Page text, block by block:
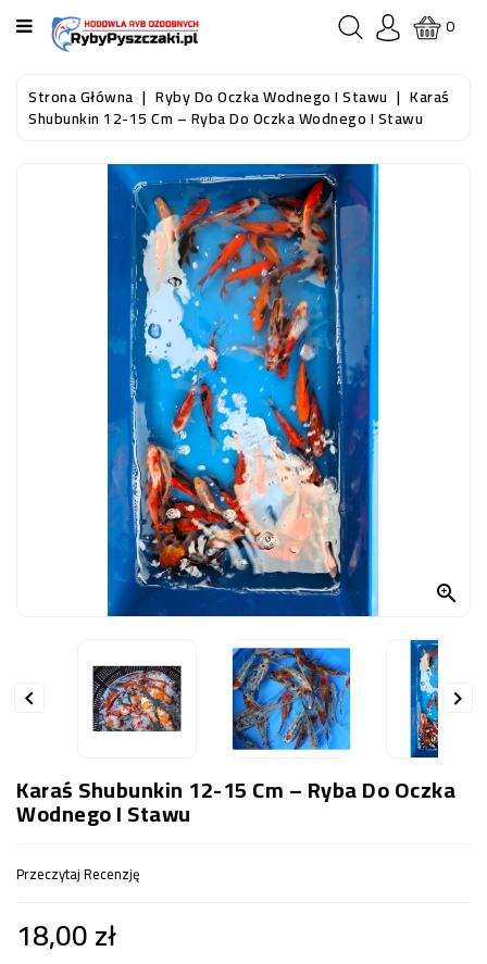
KATEGORIA
STRONA
GŁÓWNA
AKWARYSTYKA
0
Strona Główna Ryby Do Oczka Wodnego I Stawu Karaś
Shubunkin 12-15 Cm – Ryba Do Oczka Wodnego I Stawu

 
Karaś Shubunkin 12-15 Cm – Ryba Do Oczka
Wodnego I Stawu
Przeczytaj Recenzję
18,00 zł